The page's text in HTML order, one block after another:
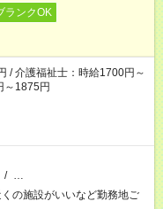
ランクOK
/ 介護福祉士：時給1700円～
～1875円
/ …
の施設がいいなど勤務地ご